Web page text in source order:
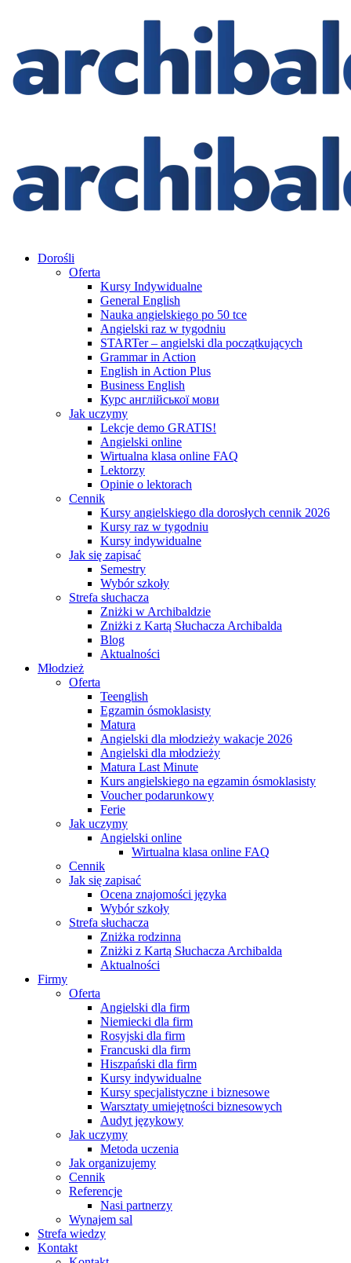
Dorośli
Oferta
Kursy Indywidualne
General English
Nauka angielskiego po 50 tce
Angielski raz w tygodniu
STARTer – angielski dla początkujących
Grammar in Action
English in Action Plus
Business English
Курс англійської мови
Jak uczymy
Lekcje demo GRATIS!
Angielski online
Wirtualna klasa online FAQ
Lektorzy
Opinie o lektorach
Cennik
Kursy angielskiego dla dorosłych cennik 2026
Kursy raz w tygodniu
Kursy indywidualne
Jak się zapisać
Semestry
Wybór szkoły
Strefa słuchacza
Zniżki w Archibaldzie
Zniżki z Kartą Słuchacza Archibalda
Blog
Aktualności
Młodzież
Oferta
Teenglish
Egzamin ósmoklasisty
Matura
Angielski dla młodzieży wakacje 2026
Angielski dla młodzieży
Matura Last Minute
Kurs angielskiego na egzamin ósmoklasisty
Voucher podarunkowy
Ferie
Jak uczymy
Angielski online
Wirtualna klasa online FAQ
Cennik
Jak się zapisać
Ocena znajomości języka
Wybór szkoły
Strefa słuchacza
Zniżka rodzinna
Zniżki z Kartą Słuchacza Archibalda
Aktualności
Firmy
Oferta
Angielski dla firm
Niemiecki dla firm
Rosyjski dla firm
Francuski dla firm
Hiszpański dla firm
Kursy indywidualne
Kursy specjalistyczne i biznesowe
Warsztaty umiejętności biznesowych
Audyt językowy
Jak uczymy
Metoda uczenia
Jak organizujemy
Cennik
Referencje
Nasi partnerzy
Wynajem sal
Strefa wiedzy
Kontakt